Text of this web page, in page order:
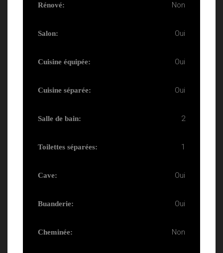
Rénové: Non
Salon: Oui
Cuisine équipée: Oui
Cuisine séparée: Oui
Salle de bain: 2
Toilettes séparées: 1
Cave: Oui
Buanderie: Oui
Cheminée: Non